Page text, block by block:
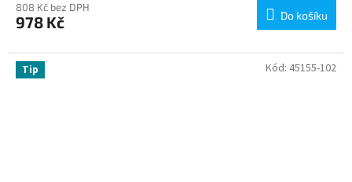
808 Kč bez DPH
978 Kč Do košíku
Tip Kód: 45155-102